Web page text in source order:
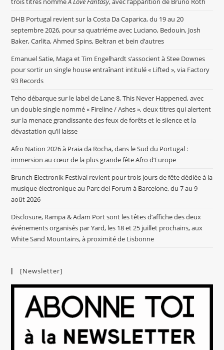
DHB Portugal revient sur la Costa Da Caparica, du 19 au 20
septembre 2026, pour sa quatriéme avec Luciano, Bedouin, Josh
Baker, Carlita, Ahmed Spins, Beltran et bein d’autres
Emanuel Satie, Maga et Tim Engelhardt s’associent à Stee Downes
pour sortir un single house entraînant intitulé « Lifted », via Factory
93 Records
Teho débarque sur le label de Lane 8, This Never Happened, avec
un double single nommé « Fireline / Ashes », deux titres qui alertent
sur la menace grandissante des feux de forêts et le silence et la
dévastation qu’il laisse
Afro Nation 2026 à Praia da Rocha, dans le Sud du Portugal :
immersion au cœur de la plus grande fête Afro d’Europe
Brunch Electronik Festival revient pour trois jours de fête dédiée à la
musique électronique au Parc del Forum à Barcelone, du 7 au 9
août 2026
Disclosure, Rampa & Adam Port sont les têtes d’affiche des deux
événements organisés par Yard, les 18 et 25 juillet prochains, aux
White Sand Mountains, à proximité de Lisbonne
[Newsletter]